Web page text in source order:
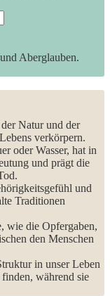
Aberglauben.
Natur ​und der
verkörpern.
oder Wasser, ⁢hat in⁣
und ⁣prägt die
und
Traditionen
wie die‌ Opfergaben,
den Menschen
‍in unser Leben
während sie​